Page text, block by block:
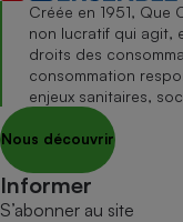
Créée en 1951, Que
non lucratif qui agit,
droits des
consommation
enjeux sanitaires,
Nous découvrir
Informer
S’abonner au site